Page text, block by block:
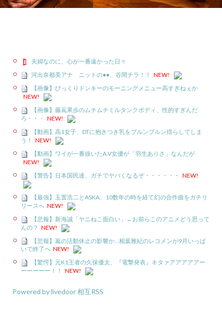
夫婦なのに、心が一番遠かった日々
河出奈都美アナ ニットの●●、谷間チラ！！
NEW!
【画像】びっくりドンキーのモーニングメニュー高すぎねぇか
NEW!
【画像】藤嶌果歩のムチムチミルタンクボディ、性的すぎんだ
ろ・・・
NEW!
【動画】高1女子、DTに抱きつき乳をブルンブルン揺らしてしま
う！
NEW!
【動画】ワイが一番抜いたA.V女優が「羽生ありさ」なんだが
NEW!
【警告】日本国民達、ガチでヤバくなるぞ・・・・・・
NEW!
【最強】玉置浩二とASKA、10数年の時を経て幻の合作曲をガチリ
リースへ NEW!
【悲報】新海誠「ヤニねこ面白い」←お前らこのアニメどう思って
んの？ NEW!
【悲報】嵐の活動休止の影響か…相葉雅紀のレコメンが9月いっぱ
いで終了へ NEW!
【驚愕】元K1王者の久保優太、『電撃発表』キタァアアアアアー
ーーーーー！！
NEW!
Powered by livedoor 相互RSS